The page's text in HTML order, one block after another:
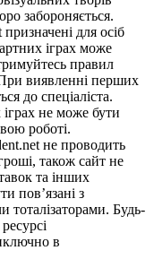
забороняється.
для осіб
іграх може
правил
виявленні перших
до спеціаліста.
не може бути
роботі.
не проводить
також сайт не
та інших
пов’язані з
тоталізаторами. Будь-
в